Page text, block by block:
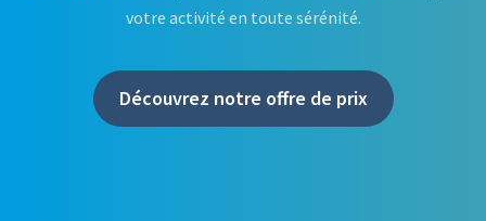
votre activité en toute sérénité.
Découvrez notre offre de prix